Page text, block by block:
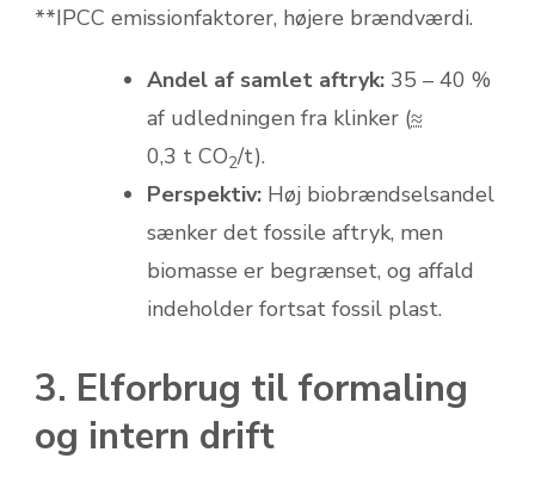
**IPCC emissionfaktorer, højere brændværdi.
Andel af samlet aftryk: 35 – 40 %
af udledningen fra klinker (≈
0,3 t CO2/t).
Perspektiv: Høj biobrændselsandel
sænker det fossile aftryk, men
biomasse er begrænset, og affald
indeholder fortsat fossil plast.
3. Elforbrug til formaling
og intern drift